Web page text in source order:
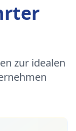
zur idealen